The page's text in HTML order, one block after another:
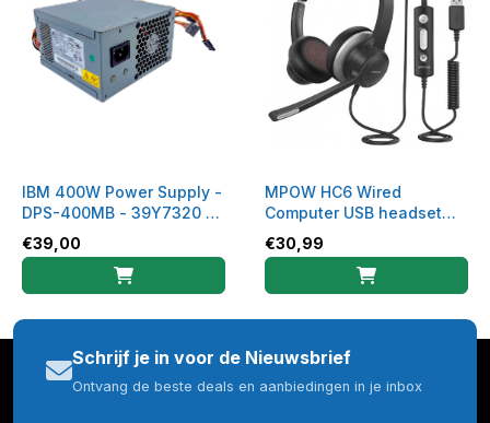
IBM 400W Power Supply -
DPS-400MB - 39Y7320 -
39Y7321
€39,00
MPOW HC6 Wired
Computer USB headset
kantoor
€30,99
Schrijf je in voor de Nieuwsbrief
Ontvang de beste deals en aanbiedingen in je inbox